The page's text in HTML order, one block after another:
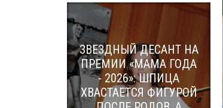
ЗВЕЗДНЫЙ ДЕСАНТ НА
ПРЕМИИ «МАМА ГОДА
- 2026»: ШПИЦА
ХВАСТАЕТСЯ ФИГУРОЙ